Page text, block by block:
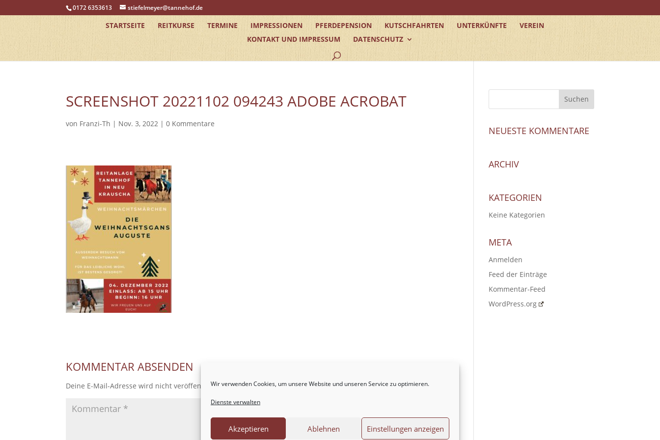
Wir verwenden Cookies, um unsere Website und unseren Service zu optimieren.
Dienste verwalten
Akzeptieren Ablehnen Einstellungen anzeigen
0172 6353613 stiefelmeyer@tannehof.de
STARTSEITE REITKURSE TERMINE IMPRESSIONEN PFERDEPENSION KUTSCHFAHRTEN UNTERKÜNFTE
VEREIN
KONTAKT UND IMPRESSUM
DATENSCHUTZ
SCREENSHOT 20221102 094243 ADOBE ACROBAT
von Franzi-Th | Nov. 3, 2022 |0 Kommentare
KOMMENTAR ABSENDEN
Deine E-Mail-Adresse wird nicht veröffentlicht. Erforderliche Felder sind mit*markiert
NEUESTE KOMMENTARE
ARCHIV
KATEGORIEN
Keine Kategorien
META
Anmelden
Feed der Einträge
Kommentar-Feed
WordPress.org